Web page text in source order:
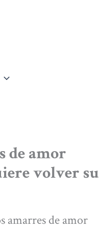
de amor
volver su
amarres de amor